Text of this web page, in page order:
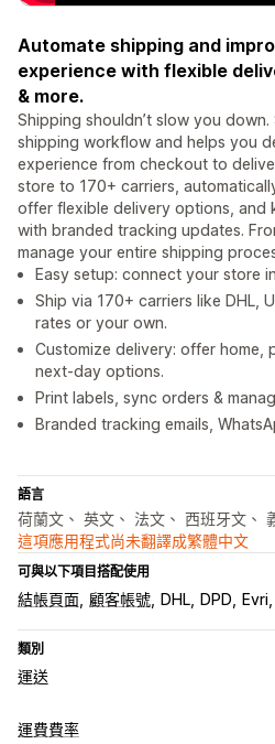
Automate shipping and
experience with flexible
& more.
Shipping shouldn’t slow you
shipping workflow and helps you
experience from checkout to
store to 170+ carriers,
offer flexible delivery options, and
with branded tracking updates.
manage your entire shipping
Easy setup: connect your store
Ship via 170+ carriers like DHL,
rates or your own.
Customize delivery: offer home,
next-day options.
Print labels, sync orders &
Branded tracking emails,
語言
荷蘭文、 英文、 法文、 西班牙文、
這項應用程式尚未翻譯成繁體中文
可與以下項目搭配使用
結帳頁面 顧客帳號 DHL DPD Evri
類別
運送
標籤和包材
運費費率